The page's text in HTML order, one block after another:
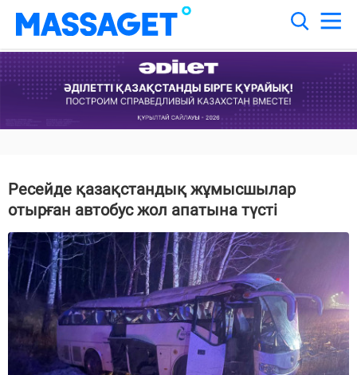
Ресейде қазақстандық жұмысшылар
отырған автобус жол апатына түсті